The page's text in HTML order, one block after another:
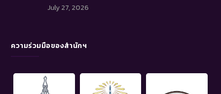
July 27, 2026
ความร่วมมือของสำนักฯ